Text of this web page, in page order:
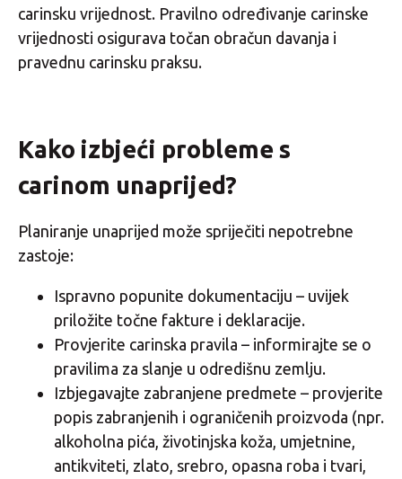
carinsku vrijednost. Pravilno određivanje carinske
vrijednosti osigurava točan obračun davanja i
pravednu carinsku praksu.
Kako izbjeći probleme s
carinom unaprijed?
Planiranje unaprijed može spriječiti nepotrebne
zastoje:
Ispravno popunite dokumentaciju – uvijek
priložite točne fakture i deklaracije.
Provjerite carinska pravila – informirajte se o
pravilima za slanje u odredišnu zemlju.
Izbjegavajte zabranjene predmete – provjerite
popis zabranjenih i ograničenih proizvoda (npr.
alkoholna pića, životinjska koža, umjetnine,
antikviteti, zlato, srebro, opasna roba i tvari,